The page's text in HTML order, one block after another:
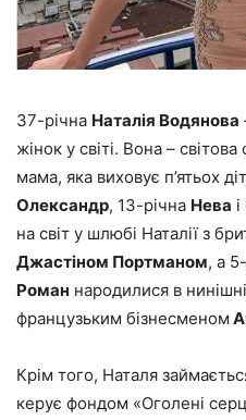
37-річна Наталія Водянова
жінок у світі. Вона –
мама, яка виховує п’ятьох
Олександр, 13-річна Нева
на світ у шлюбі Наталії з
Джастіном Портманом, а
Роман народилися в
французьким бізнесменом
Крім того, Наталя
керує фондом «Оголені